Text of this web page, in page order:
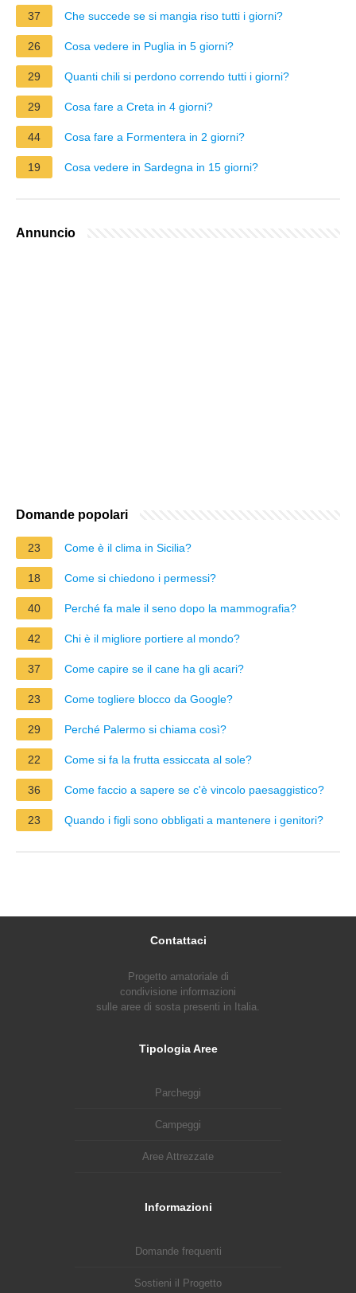
37 Che succede se si mangia riso tutti i giorni?
26 Cosa vedere in Puglia in 5 giorni?
29 Quanti chili si perdono correndo tutti i giorni?
29 Cosa fare a Creta in 4 giorni?
44 Cosa fare a Formentera in 2 giorni?
19 Cosa vedere in Sardegna in 15 giorni?
Annuncio
Domande popolari
23 Come è il clima in Sicilia?
18 Come si chiedono i permessi?
40 Perché fa male il seno dopo la mammografia?
42 Chi è il migliore portiere al mondo?
37 Come capire se il cane ha gli acari?
23 Come togliere blocco da Google?
29 Perché Palermo si chiama così?
22 Come si fa la frutta essiccata al sole?
36 Come faccio a sapere se c'è vincolo paesaggistico?
23 Quando i figli sono obbligati a mantenere i genitori?
Contattaci
Progetto amatoriale di
condivisione informazioni
sulle aree di sosta presenti in Italia.
Tipologia Aree
Parcheggi
Campeggi
Aree Attrezzate
Informazioni
Domande frequenti
Sostieni il Progetto